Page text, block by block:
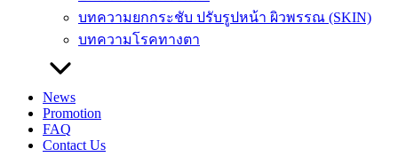
บทความยกกระชับ ปรับรูปหน้า ผิวพรรณ (SKIN)
บทความโรคทางตา
News
Promotion
FAQ
Contact Us